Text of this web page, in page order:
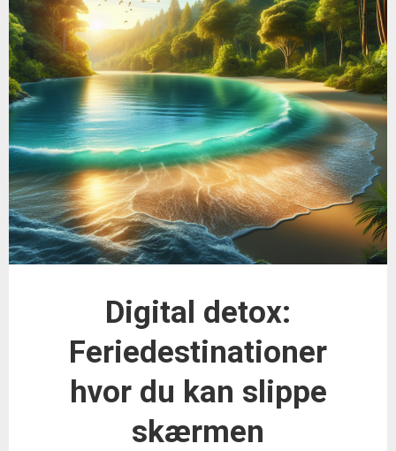
Digital detox:
Feriedestinationer
hvor du kan slippe
skærmen